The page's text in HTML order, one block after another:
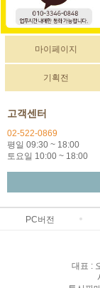
마이페이지
기획전
고객센터
02-522-0869
평일 09:30 ~ 18:00
토요일 10:00 ~ 18:00
PC버전
대표 :